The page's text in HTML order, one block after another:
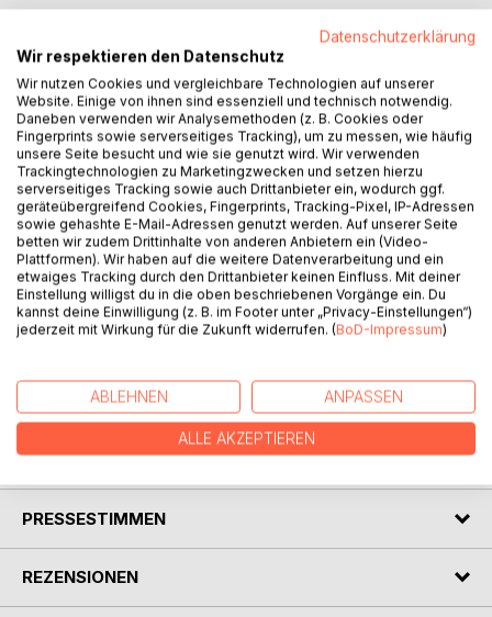
Auf den Seiten dieses Kurzromans verbergen sich
Gedanken und Gefühle, Erinnerungen und Hoffnungen. Sie
bilden das Fundament einer schweren Geschichte, die man
mit dem Nachthimmel vergleichen könnte. Eine nahezu
unheimliche Schwärze mit funkelnden Sternen, deren
Leuchten, obgleich lange vergangen, noch immer in
unserer Gegenwart existiert und uns zeigt, dass die Welt
zwar nicht fair, aber dennoch schön sein kann.
Es handelt sich um keine konkrete Biografie, in der jedes
Detail perfekt sitzt.
Diese Sammlung subjektiver Erfahrungen stellt den
Versuch dar, eine prägende, bedingungslose Freundschaft
zu beschreiben, die Gedanken einer Wegbegleiterin zu
gehen, festzuhalten.
AUTOR/IN
PRESSESTIMMEN
REZENSIONEN
Datenschutzerklärung
Wir respektieren den Datenschutz
Wir nutzen Cookies und vergleichbare Technologien auf unserer
Website. Einige von ihnen sind essenziell und technisch notwendig.
Daneben verwenden wir Analysemethoden (z. B. Cookies oder
Fingerprints sowie serverseitiges Tracking), um zu messen, wie häufig
unsere Seite besucht und wie sie genutzt wird. Wir verwenden
Trackingtechnologien zu Marketingzwecken und setzen hierzu
serverseitiges Tracking sowie auch Drittanbieter ein, wodurch ggf.
geräteübergreifend Cookies, Fingerprints, Tracking-Pixel, IP-Adressen
sowie gehashte E-Mail-Adressen genutzt werden. Auf unserer Seite
betten wir zudem Drittinhalte von anderen Anbietern ein (Video-
Plattformen). Wir haben auf die weitere Datenverarbeitung und ein
etwaiges Tracking durch den Drittanbieter keinen Einfluss. Mit deiner
Einstellung willigst du in die oben beschriebenen Vorgänge ein. Du
kannst deine Einwilligung (z. B. im Footer unter „Privacy-Einstellungen“)
jederzeit mit Wirkung für die Zukunft widerrufen. (BoD-Impressum)
ABLEHNEN ANPASSEN
ALLE AKZEPTIEREN